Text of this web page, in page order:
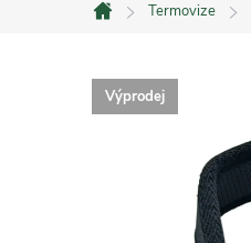
Domů
Termovize
Výprodej